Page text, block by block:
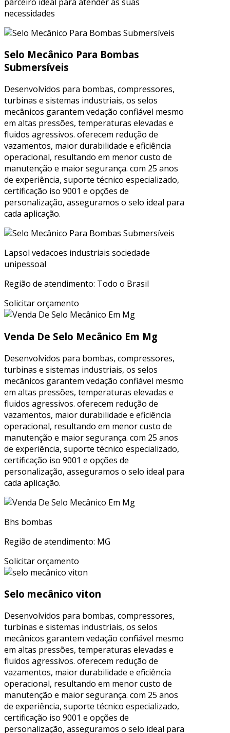
necessidades
Selo Mecânico Para Bombas
Submersíveis
Desenvolvidos para bombas, compressores,
turbinas e sistemas industriais, os selos
mecânicos garantem vedação confiável mesmo
em altas pressões, temperaturas elevadas e
fluidos agressivos. oferecem redução de
vazamentos, maior durabilidade e eficiência
operacional, resultando em menor custo de
manutenção e maior segurança. com 25 anos
de experiência, suporte técnico especializado,
certificação iso 9001 e opções de
personalização, asseguramos o selo ideal para
cada aplicação.
Lapsol vedacoes industriais sociedade
unipessoal
Região de atendimento: Todo o Brasil
Solicitar orçamento
Venda De Selo Mecânico Em Mg
Desenvolvidos para bombas, compressores,
turbinas e sistemas industriais, os selos
mecânicos garantem vedação confiável mesmo
em altas pressões, temperaturas elevadas e
fluidos agressivos. oferecem redução de
vazamentos, maior durabilidade e eficiência
operacional, resultando em menor custo de
manutenção e maior segurança. com 25 anos
de experiência, suporte técnico especializado,
certificação iso 9001 e opções de
personalização, asseguramos o selo ideal para
cada aplicação.
Bhs bombas
Região de atendimento: MG
Solicitar orçamento
Selo mecânico viton
Desenvolvidos para bombas, compressores,
turbinas e sistemas industriais, os selos
mecânicos garantem vedação confiável mesmo
em altas pressões, temperaturas elevadas e
fluidos agressivos. oferecem redução de
vazamentos, maior durabilidade e eficiência
operacional, resultando em menor custo de
manutenção e maior segurança. com 25 anos
de experiência, suporte técnico especializado,
certificação iso 9001 e opções de
personalização, asseguramos o selo ideal para